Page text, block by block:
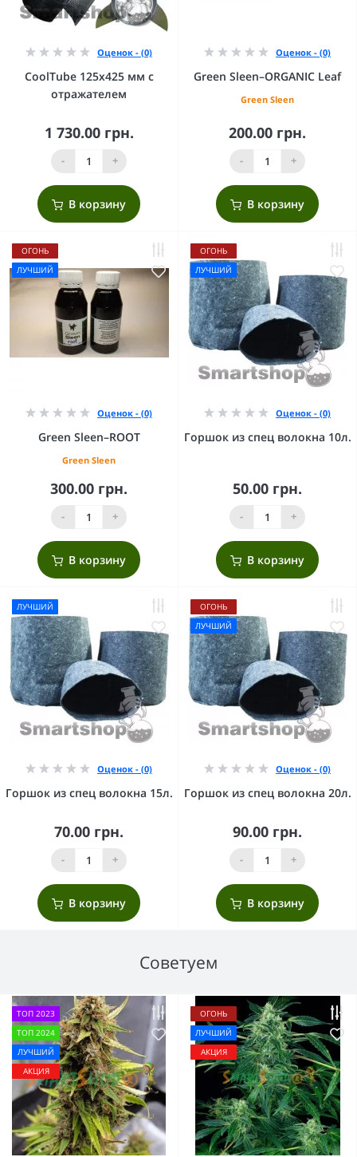
Оценок - (0)
CoolTube 125х425 мм с
отражателем
1 730.00 грн.
- +
В корзину
Оценок - (0)
Green Sleen–ORGANIC Leaf
Green Sleen
200.00 грн.
- +
В корзину
ОГОНЬ
ЛУЧШИЙ
Оценок - (0)
Green Sleen–ROOT
Green Sleen
300.00 грн.
- +
В корзину
ОГОНЬ
ЛУЧШИЙ
Оценок - (0)
Горшок из спец волокна 10л.
50.00 грн.
- +
В корзину
ЛУЧШИЙ
Оценок - (0)
Горшок из спец волокна 15л.
70.00 грн.
- +
В корзину
ОГОНЬ
ЛУЧШИЙ
Оценок - (0)
Горшок из спец волокна 20л.
90.00 грн.
- +
В корзину
Советуем
ТОП 2023
ТОП 2024
ЛУЧШИЙ
АКЦИЯ
ОГОНЬ
ЛУЧШИЙ
АКЦИЯ